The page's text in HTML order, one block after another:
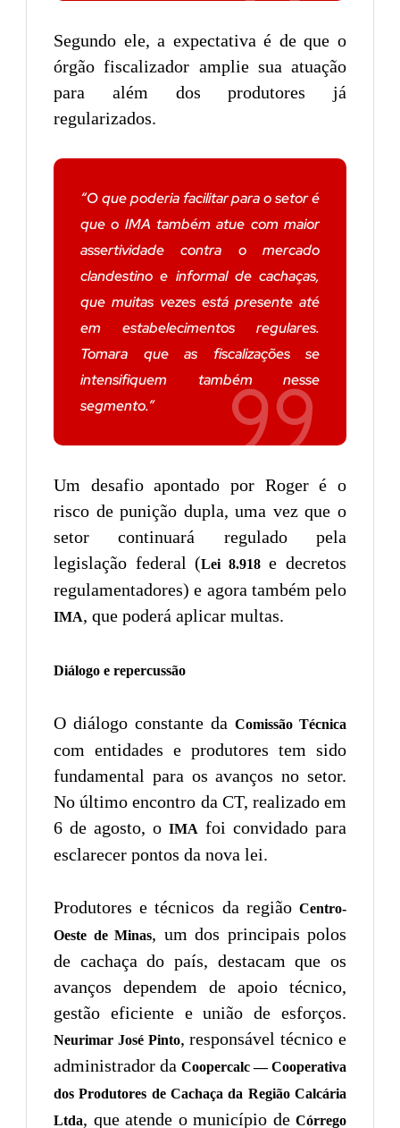
Segundo ele, a expectativa é de que o
órgão fiscalizador amplie sua atuação
para além dos produtores já
regularizados.
“O que poderia facilitar para o setor é
que o IMA também atue com maior
assertividade contra o mercado
clandestino e informal de cachaças,
que muitas vezes está presente até
em estabelecimentos regulares.
Tomara que as fiscalizações se
intensifiquem também nesse
segmento.”
Um desafio apontado por Roger é o
risco de punição dupla, uma vez que o
setor continuará regulado pela
legislação federal (Lei 8.918e decretos
regulamentadores) e agora também pelo
IMA, que poderá aplicar multas.
Diálogo e repercussão
O diálogo constante da Comissão Técnica
com entidades e produtores tem sido
fundamental para os avanços no setor.
No último encontro da CT, realizado em
6 de agosto, o IMA foi convidado para
esclarecer pontos da nova lei.
Produtores e técnicos da região Centro-
Oeste de Minas, um dos principais polos
de cachaça do país, destacam que os
avanços dependem de apoio técnico,
gestão eficiente e união de esforços.
Neurimar José Pinto, responsável técnico e
administrador da Coopercalc — Cooperativa
dos Produtores de Cachaça da Região Calcária
Ltda, que atende o município de Córrego